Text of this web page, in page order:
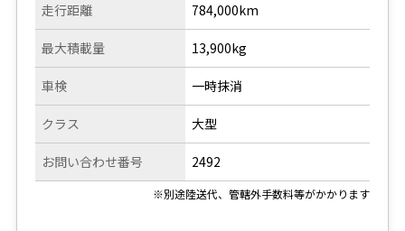
走行距離 784,000km
最大積載量
車検
クラス
お問い合わせ番号
13,900kg
一時抹消
大型
2492
※別途陸送代、管轄外手数料等がかかります